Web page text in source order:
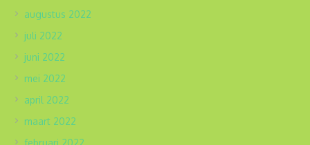
augustus 2022
juli 2022
juni 2022
mei 2022
april 2022
maart 2022